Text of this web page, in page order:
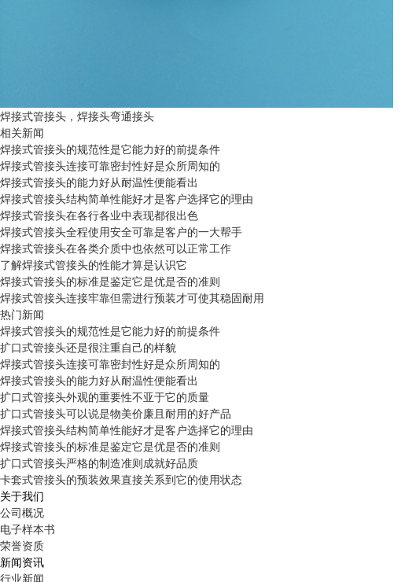
焊接式管接头，焊接头弯通接头
相关新闻
焊接式管接头的规范性是它能力好的前提条件
焊接式管接头连接可靠密封性好是众所周知的
焊接式管接头的能力好从耐温性便能看出
焊接式管接头结构简单性能好才是客户选择它的理由
焊接式管接头在各行各业中表现都很出色
焊接式管接头全程使用安全可靠是客户的一大帮手
焊接式管接头在各类介质中也依然可以正常工作
了解焊接式管接头的性能才算是认识它
焊接式管接头的标准是鉴定它是优是否的准则
焊接式管接头连接牢靠但需进行预装才可使其稳固耐用
热门新闻
焊接式管接头的规范性是它能力好的前提条件
扩口式管接头还是很注重自己的样貌
焊接式管接头连接可靠密封性好是众所周知的
焊接式管接头的能力好从耐温性便能看出
扩口式管接头外观的重要性不亚于它的质量
扩口式管接头可以说是物美价廉且耐用的好产品
焊接式管接头结构简单性能好才是客户选择它的理由
焊接式管接头的标准是鉴定它是优是否的准则
扩口式管接头严格的制造准则成就好品质
卡套式管接头的预装效果直接关系到它的使用状态
关于我们
公司概况
电子样本书
荣誉资质
新闻资讯
行业新闻